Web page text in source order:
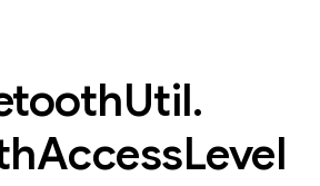
Util.
AccessLevel